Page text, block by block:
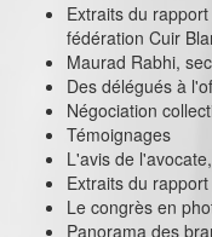
Extraits du
fédération Cuir
Maurad Rabhi,
Des délégués à
Négociation
Témoignages
L'avis de
Extraits du
Le congrès en
Panorama des